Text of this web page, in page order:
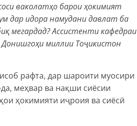
ваколатҳо барои ҳокимият
дар идора намудани давлат ба
мегардад?Ассистенти кафедраи
миллии Тоҷикистон
рафта, дар шароити муосири
меҳвар ва нақши сиёсии
ҳокимияти иҷроия ва сиёсӣ